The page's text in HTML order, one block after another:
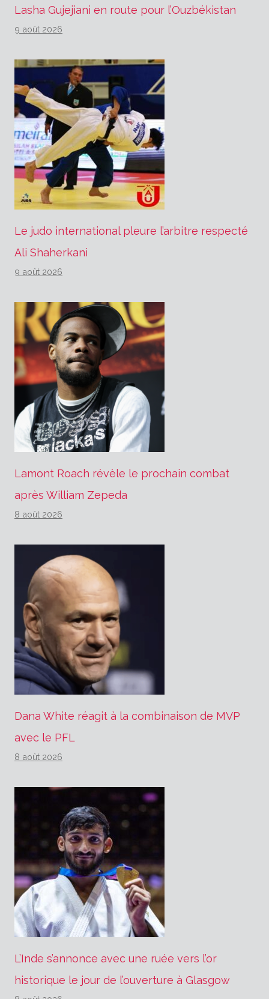
Lasha Gujejiani en route pour l’Ouzbékistan
9 août 2026
Le judo international pleure l’arbitre respecté
Ali Shaherkani
9 août 2026
Lamont Roach révèle le prochain combat
après William Zepeda
8 août 2026
Dana White réagit à la combinaison de MVP
avec le PFL
8 août 2026
L’Inde s’annonce avec une ruée vers l’or
historique le jour de l’ouverture à Glasgow